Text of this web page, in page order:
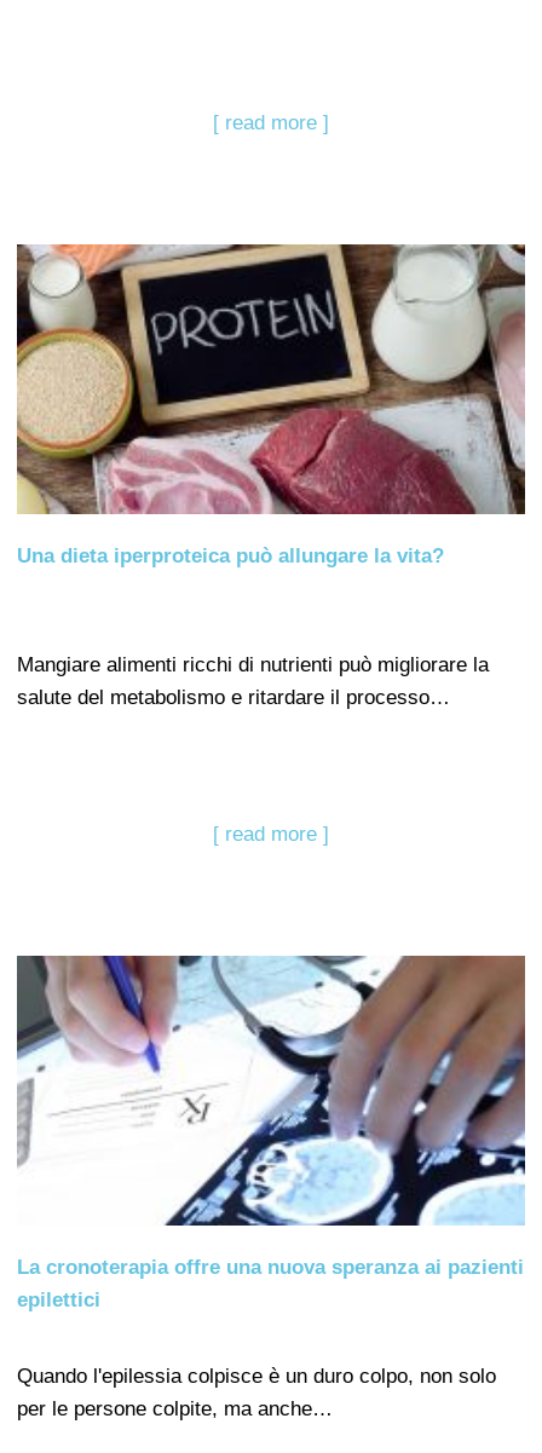
[ read more ]
Una dieta iperproteica può allungare la vita?
Mangiare alimenti ricchi di nutrienti può migliorare la
salute del metabolismo e ritardare il processo…
[ read more ]
La cronoterapia offre una nuova speranza ai pazienti
epilettici
Quando l'epilessia colpisce è un duro colpo, non solo
per le persone colpite, ma anche…